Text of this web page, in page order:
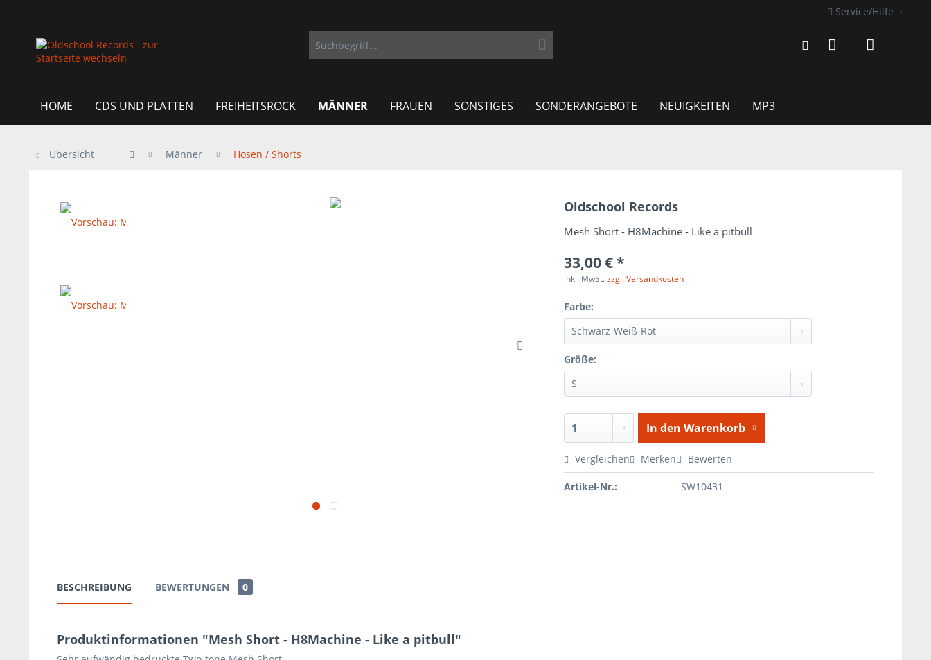
Service/Hilfe
HOME CDS UND PLATTEN FREIHEITSROCK MÄNNER FRAUEN SONSTIGES SONDERANGEBOTE NEUIGKEITEN MP3
Übersicht Männer Hosen / Shorts
Oldschool Records
Mesh Short - H8Machine - Like a pitbull
33,00 € *
inkl. MwSt.zzgl. Versandkosten
Farbe:
Größe:
In den Warenkorb
Vergleichen Merken Bewerten
Artikel-Nr.: SW10431
BESCHREIBUNG BEWERTUNGEN 0
Produktinformationen "Mesh Short - H8Machine - Like a pitbull"